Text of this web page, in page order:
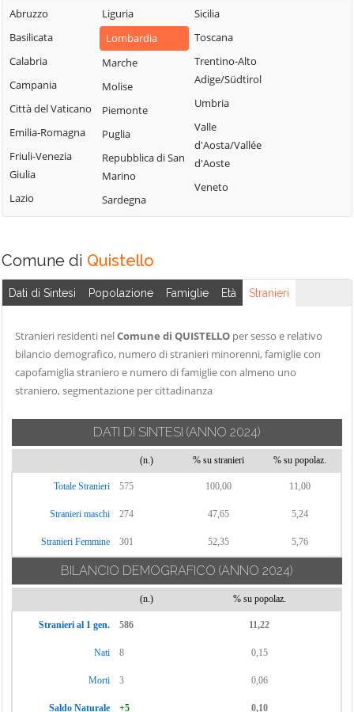
Curtatone
Gazoldo degli
Ippoliti
Ponti sul Mincio
Porto
Mantovano
Quingentole
Quistello
Serravalle a Po
Solferino
Sustinente
Suzzara
Viadana
Villimpenta
Volta Mantovana
Abruzzo
Basilicata
Calabria
Campania
Città del Vaticano
Emilia-Romagna
Friuli-Venezia
Giulia
Lazio
Liguria
Lombardia
Marche
Molise
Piemonte
Puglia
Repubblica di San
Marino
Sardegna
Sicilia
Toscana
Trentino-Alto
Adige/Südtirol
Umbria
Valle
d'Aosta/Vallée
d'Aoste
Veneto
Comune di Quistello
Dati di Sintesi Popolazione Famiglie Età Stranieri
Stranieri residenti nelComune di QUISTELLO per sesso e relativo
bilancio demografico, numero di stranieri minorenni, famiglie con
capofamiglia straniero e numero di famiglie con almeno uno
straniero, segmentazione per cittadinanza
DATI DI SINTESI (ANNO 2024)
(n.) % su stranieri % su popolaz.
Totale Stranieri 575 100,00 11,00
Stranieri maschi 274 47,65 5,24
Stranieri Femmine 301 52,35 5,76
BILANCIO DEMOGRAFICO (ANNO 2024)
(n.) % su popolaz.
Stranieri al 1 gen. 586 11,22
Nati 8 0,15
Morti 3 0,06
Saldo Naturale +5 0,10